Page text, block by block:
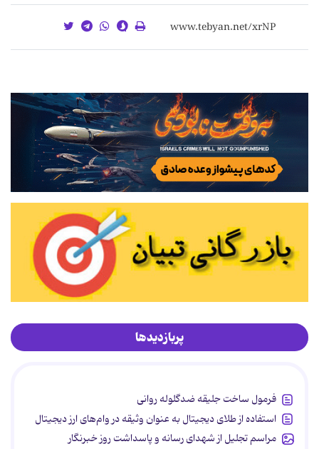
پربازدیدها
فرمول ساخت جلیقه ضدگلوله روانی
استفاده از طلای دیجیتال به عنوان وثیقه در وام‌های ارز دیجیتال
مراسم تجلیل از شهدای رسانه و پاسداشت روز خبرنگار